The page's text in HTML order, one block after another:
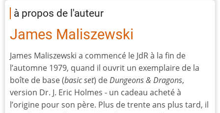
à propos de l'auteur
James Maliszewski
James Maliszewski a commencé le JdR à la fin de
l’automne 1979, quand il ouvrit un exemplaire de la
boîte de base (basic set) deDungeons & Dragons,
version Dr. J. Eric Holmes - un cadeau acheté à
l’origine pour son père. Plus de trente ans plus tard, il